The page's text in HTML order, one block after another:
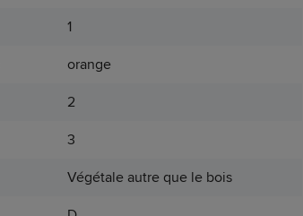
1
orange
2
3
Végétale autre que le bois